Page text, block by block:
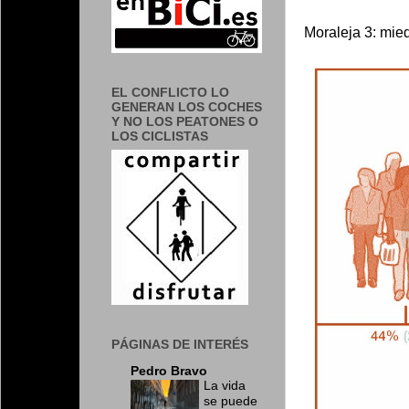
Moraleja 3:
EL CONFLICTO LO
GENERAN LOS COCHES
Y NO LOS PEATONES O
LOS CICLISTAS
PÁGINAS DE INTERÉS
Pedro Bravo
La vida
se puede